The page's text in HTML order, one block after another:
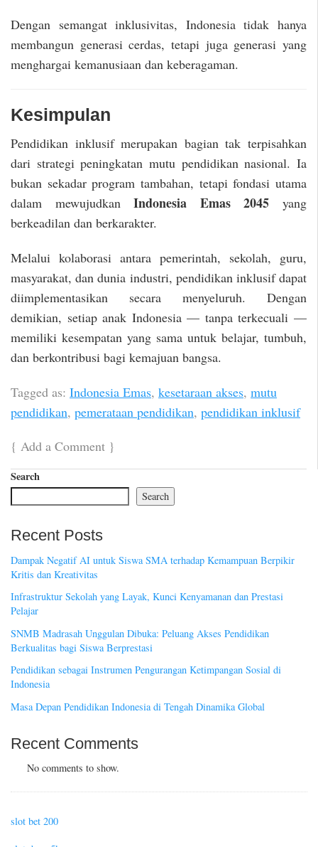
Dengan semangat inklusivitas, Indonesia tidak hanya
membangun generasi cerdas, tetapi juga generasi yang
menghargai kemanusiaan dan keberagaman.
Kesimpulan
Pendidikan inklusif merupakan bagian tak terpisahkan
dari strategi peningkatan mutu pendidikan nasional. Ia
bukan sekadar program tambahan, tetapi fondasi utama
dalam mewujudkanIndonesia Emas 2045 yang
berkeadilan dan berkarakter.
Melalui kolaborasi antara pemerintah, sekolah, guru,
masyarakat, dan dunia industri, pendidikan inklusif dapat
diimplementasikan secara menyeluruh. Dengan
demikian, setiap anak Indonesia — tanpa terkecuali —
memiliki kesempatan yang sama untuk belajar, tumbuh,
dan berkontribusi bagi kemajuan bangsa.
Tagged as: Indonesia Emas, kesetaraan akses, mutu
pendidikan, pemerataan pendidikan, pendidikan inklusif
{ Add a Comment }
Search
Search
Recent Posts
Dampak Negatif AI untuk Siswa SMA terhadap Kemampuan Berpikir
Kritis dan Kreativitas
Infrastruktur Sekolah yang Layak, Kunci Kenyamanan dan Prestasi
Pelajar
SNMB Madrasah Unggulan Dibuka: Peluang Akses Pendidikan
Berkualitas bagi Siswa Berprestasi
Pendidikan sebagai Instrumen Pengurangan Ketimpangan Sosial di
Indonesia
Masa Depan Pendidikan Indonesia di Tengah Dinamika Global
Recent Comments
No comments to show.
slot bet 200